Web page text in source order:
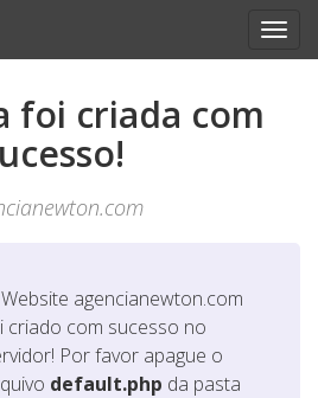
foi criada com
agencianewton.com
criado com sucesso no
Por favor apague o
default.php da pasta